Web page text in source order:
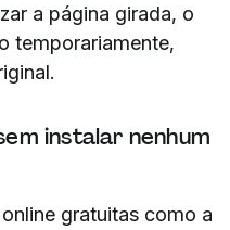
a página girada, o
temporariamente,
instalar nenhum
gratuitas como a